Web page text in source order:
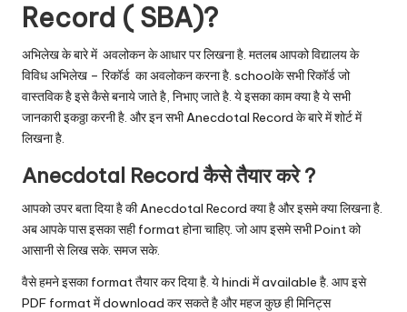
Record ( SBA)?
अभिलेख के बारे में अवलोकन के आधार पर लिखना है. मतलब आपको विद्यालय के
विविध अभिलेख – रिकॉर्ड का अवलोकन करना है. schoolके सभी रिकॉर्ड जो
वास्तविक है इसे कैसे बनाये जाते है, निभाए जाते है. ये इसका काम क्या है ये सभी
जानकारी इकठ्ठा करनी है. और इन सभी Anecdotal Record के बारे में शोर्ट में
लिखना है.
Anecdotal Record कैसे तैयार करे ?
आपको उपर बता दिया है की Anecdotal Record क्या है और इसमे क्या लिखना है.
अब आपके पास इसका सही format होना चाहिए. जो आप इसमे सभी Point को
आसानी से लिख सके. समज सके.
वैसे हमने इसका format तैयार कर दिया है. ये hindi में available है. आप इसे
PDF format में download कर सकते है और महज कुछ ही मिनिट्स